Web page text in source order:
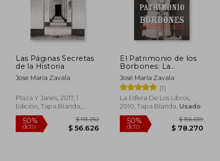
Las Páginas Secretas
de la Historia
Jose Maria Zavala
Plaza Y Janés, 2017, 1
Edición, Tapa Blanda,
Nuevo
El Patrimonio de los
Borbones: La
Sorprendente
Historia de la Fortuna
de Alfonso Xiii y la
Herencia de don Juan
José María Zavala
(1)
La Esfera De Los Libros,
2010, Tapa Blanda, Usado